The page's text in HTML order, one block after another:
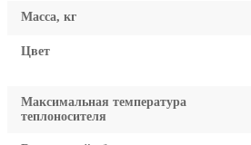
Масса, кг
Цвет
Максимальная температура
теплоносителя